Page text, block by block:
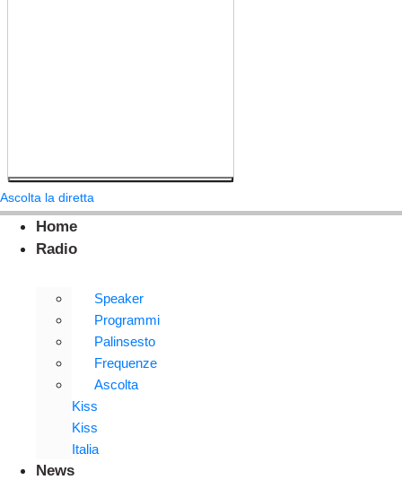
Ascolta la diretta
Home
Radio
Speaker
Programmi
Palinsesto
Frequenze
Ascolta
Kiss
Kiss
Italia
News